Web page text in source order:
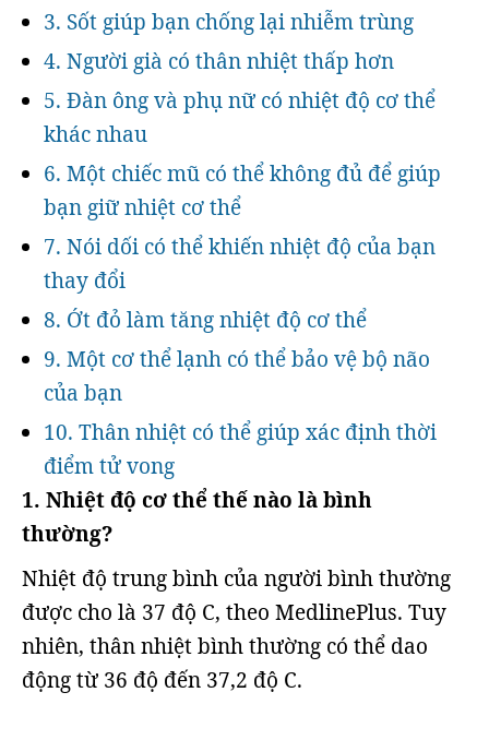
3. Sốt giúp bạn chống lại nhiễm trùng
4. Người già có thân nhiệt thấp hơn
5. Đàn ông và phụ nữ có nhiệt độ cơ thể
khác nhau
6. Một chiếc mũ có thể không đủ để giúp
bạn giữ nhiệt cơ thể
7. Nói dối có thể khiến nhiệt độ của bạn
thay đổi
8. Ớt đỏ làm tăng nhiệt độ cơ thể
9. Một cơ thể lạnh có thể bảo vệ bộ não
của bạn
10. Thân nhiệt có thể giúp xác định thời
điểm tử vong
1. Nhiệt độ cơ thể thế nào là bình
thường?
Nhiệt độ trung bình của người bình thường
được cho là 37 độ C, theo MedlinePlus. Tuy
nhiên, thân nhiệt bình thường có thể dao
động từ 36 độ đến 37,2 độ C.